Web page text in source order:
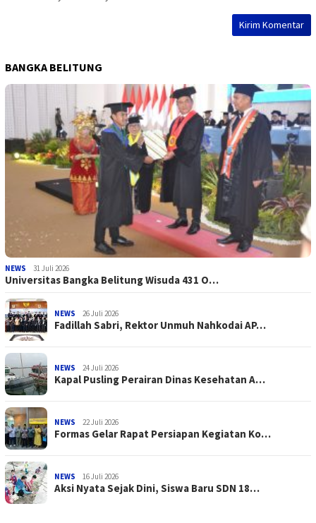
BANGKA BELITUNG
NEWS 31 Juli 2026
Universitas Bangka Belitung Wisuda 431 O…
NEWS 26 Juli 2026
Fadillah Sabri, Rektor Unmuh Nahkodai AP…
NEWS 24 Juli 2026
Kapal Pusling Perairan Dinas Kesehatan A…
NEWS 22 Juli 2026
Formas Gelar Rapat Persiapan Kegiatan Ko…
NEWS 16 Juli 2026
Aksi Nyata Sejak Dini, Siswa Baru SDN 18…